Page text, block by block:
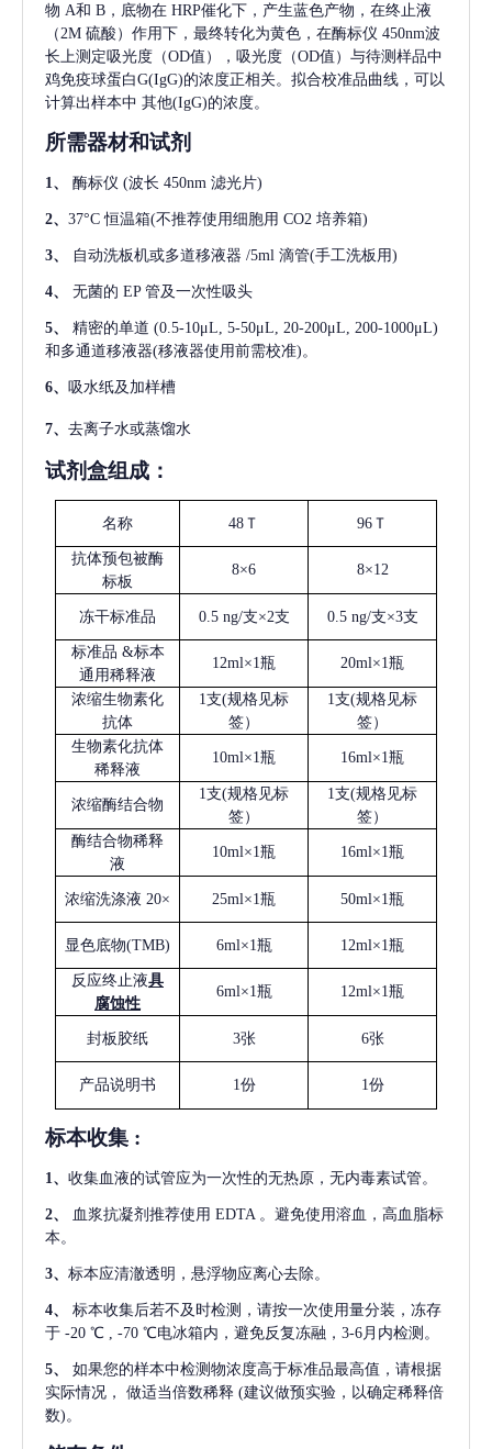
物 A和 B，底物在 HRP催化下，产生蓝色产物，在终止液
（2M 硫酸）作用下，最终转化为黄色，在酶标仪 450nm波
长上测定吸光度（OD值），吸光度（OD值）与待测样品中
鸡免疫球蛋白G(IgG)的浓度正相关。拟合校准品曲线，可以
计算出样本中 其他(IgG)的浓度。
所需器材和试剂
1、 酶标仪 (波长 450nm 滤光片)
2、 37°C 恒温箱(不推荐使用细胞用 CO2 培养箱)
3、 自动洗板机或多道移液器 /5ml 滴管(手工洗板用)
4、 无菌的 EP 管及一次性吸头
5、 精密的单道 (0.5-10μL, 5-50μL, 20-200μL, 200-1000μL)
和多通道移液器(移液器使用前需校准)。
6、 吸水纸及加样槽
7、 去离子水或蒸馏水
试剂盒组成：
名称 48Ｔ 96Ｔ
抗体预包被酶
标板
8×6 8×12
冻干标准品 0.5 ng/支×2支 0.5 ng/支×3支
标准品 &标本
通用稀释液
12ml×1瓶 20ml×1瓶
浓缩生物素化
抗体
1支(规格见标
签）
1支(规格见标
签）
生物素化抗体
稀释液
10ml×1瓶 16ml×1瓶
浓缩酶结合物
1支(规格见标
签）
1支(规格见标
签）
酶结合物稀释
液
10ml×1瓶 16ml×1瓶
浓缩洗涤液 20× 25ml×1瓶 50ml×1瓶
显色底物(TMB) 6ml×1瓶 12ml×1瓶
反应终止液具
腐蚀性
6ml×1瓶 12ml×1瓶
封板胶纸 3张 6张
产品说明书 1份 1份
标本收集 :
1 、 收集血液的试管应为一次性的无热原，无内毒素试管。
2、 血浆抗凝剂推荐使用 EDTA 。避免使用溶血，高血脂标
本。
3、 标本应清澈透明，悬浮物应离心去除。
4、
标本收集后若不及时检测，请按一次使用量分装，冻存
于 -20 ℃ , -70 ℃电冰箱内，避免反复冻融，3-6月内检测。
5、
如果您的样本中检测物浓度高于标准品最高值，请根据
实际情况，
做适当倍数稀释 (建议做预实验，以确定稀释倍
数)。